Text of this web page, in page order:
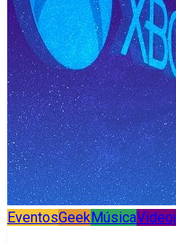
EventosGeekMúsica